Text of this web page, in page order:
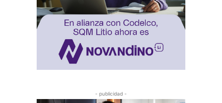
- publicidad -